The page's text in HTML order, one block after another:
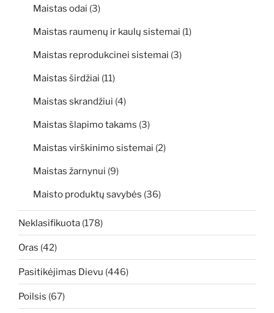
Maistas odai (3)
Maistas raumenų ir kaulų sistemai (1)
Maistas reprodukcinei sistemai (3)
Maistas širdžiai (11)
Maistas skrandžiui (4)
Maistas šlapimo takams (3)
Maistas virškinimo sistemai (2)
Maistas žarnynui (9)
Maisto produktų savybės (36)
Neklasifikuota (178)
Oras (42)
Pasitikėjimas Dievu (446)
Poilsis (67)